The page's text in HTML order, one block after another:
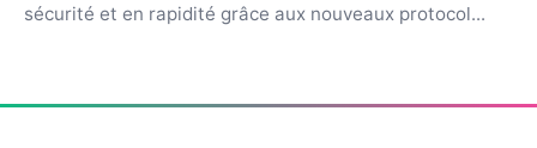
sécurité et en rapidité grâce aux nouveaux protocol...